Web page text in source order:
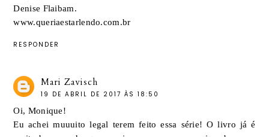
Denise Flaibam.
www.queriaestarlendo.com.br
RESPONDER
Mari Zavisch
19 DE ABRIL DE 2017 ÀS 18:50
Oi, Monique!
Eu achei muuuito legal terem feito essa série! O livro já é